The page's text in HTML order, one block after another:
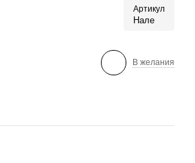
Артикул
Нале
В желания